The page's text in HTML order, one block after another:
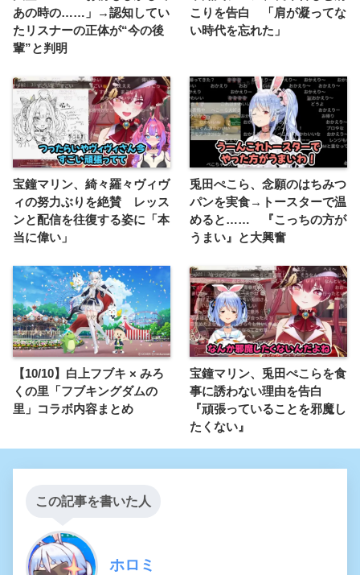
あの時の……」→認知してい
たリスナーの正体が“今の後
輩”と判明
こりを告白 「肩が凝ってな
い時代を忘れた」
宝鐘マリン、綺々羅々ヴィヴ
ィの努力ぶりを絶賛 レッス
ンと配信を往復する姿に「本
当に偉い」
兎田ぺこら、念願のはちみつ
パンを実食→トースターで温
めると…… 『こっちの方が
うまい』と大興奮
【10/10】白上フブキ × みろ
くの里「フブキングダムの
里」コラボ内容まとめ
宝鐘マリン、兎田ぺこらを食
事に誘わない理由を告白
『頑張っていることを邪魔し
たくない』
この記事を書いた人
ホロミ